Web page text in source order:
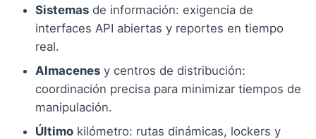
Sistemas de información: exigencia de
interfaces API abiertas y reportes en tiempo
real.
Almacenes y centros de distribución:
coordinación precisa para minimizar tiempos de
manipulación.
Último kilómetro: rutas dinámicas, lockers y